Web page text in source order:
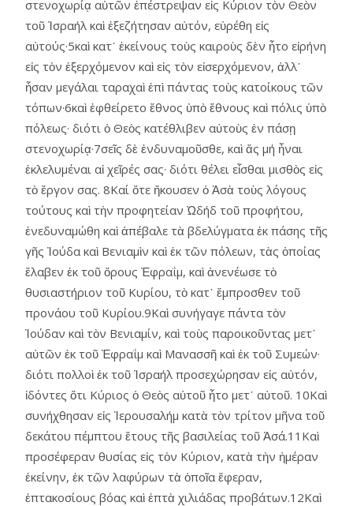
στενοχωρίᾳ αὑτῶν ἐπέστρεψαν εἰς Κύριον τὸν Θεὸν
τοῦ Ἰσραήλ καὶ ἐξεζήτησαν αὐτόν, εὑρέθη εἰς
αὐτούς·5καὶ κατ᾿ ἐκείνους τοὺς καιροὺς δὲν ἦτο εἰρήνη
εἰς τὸν ἐξερχόμενον καὶ εἰς τὸν εἰσερχόμενον, ἀλλ᾿
ἦσαν μεγάλαι ταραχαὶ ἐπὶ πάντας τοὺς κατοίκους τῶν
τόπων·6καὶ ἐφθείρετο ἔθνος ὑπὸ ἔθνους καὶ πόλις ὑπὸ
πόλεως· διότι ὁ Θεὸς κατέθλιβεν αὐτοὺς ἐν πάσῃ
στενοχωρίᾳ·7σεῖς δὲ ἐνδυναμοῦσθε, καὶ ἄς μή ἦναι
ἐκλελυμέναι αἱ χεῖρές σας· διότι θέλει εἶσθαι μισθὸς εἰς
τὸ ἔργον σας. 8Καί ὅτε ἤκουσεν ὁ Ἀσὰ τοὺς λόγους
τούτους καὶ τὴν προφητείαν Ὠδήδ τοῦ προφήτου,
ἐνεδυναμώθη καὶ ἀπέβαλε τὰ βδελύγματα ἐκ πάσης τῆς
γῆς Ἰούδα καὶ Βενιαμὶν καὶ ἐκ τῶν πόλεων, τὰς ὁποίας
ἔλαβεν ἐκ τοῦ ὄρους Ἐφραΐμ, καὶ ἀνενέωσε τὸ
θυσιαστήριον τοῦ Κυρίου, τὸ κατ᾿ ἔμπροσθεν τοῦ
προνάου τοῦ Κυρίου.9Καὶ συνήγαγε πάντα τὸν
Ἰούδαν καὶ τὸν Βενιαμίν, καὶ τοὺς παροικοῦντας μετ᾿
αὐτῶν ἐκ τοῦ Ἐφραΐμ καὶ Μανασσῆ καὶ ἐκ τοῦ Συμεών·
διότι πολλοὶ ἐκ τοῦ Ἰσραήλ προσεχώρησαν εἰς αὐτόν,
ἰδόντες ὅτι Κύριος ὁ Θεὸς αὐτοῦ ἦτο μετ᾿ αὐτοῦ. 10Καὶ
συνήχθησαν εἰς Ἱερουσαλήμ κατὰ τὸν τρίτον μῆνα τοῦ
δεκάτου πέμπτου ἔτους τῆς βασιλείας τοῦ Ἀσά.11Καὶ
προσέφεραν θυσίας εἰς τὸν Κύριον, κατὰ τὴν ἡμέραν
ἐκείνην, ἐκ τῶν λαφύρων τὰ ὁποῖα ἔφεραν,
ἑπτακοσίους βόας καὶ ἑπτὰ χιλιάδας προβάτων.12Καὶ